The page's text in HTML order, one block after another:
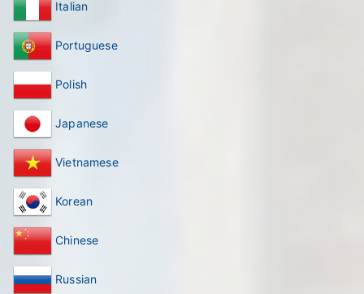
Italian
Portuguese
Polish
Japanese
Vietnamese
Korean
Chinese
Russian